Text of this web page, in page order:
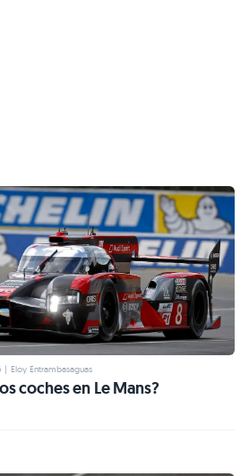
Eloy Entrambasaguas
coches en Le Mans?